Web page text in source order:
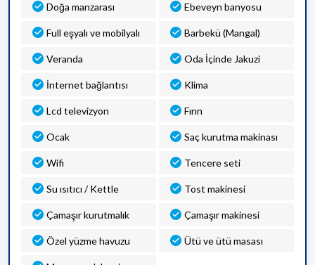
Doğa manzarası Ebeveyn banyosu
Full eşyalı ve mobilyalı Barbekü (Mangal)
Veranda Oda İçinde Jakuzi
İnternet bağlantısı Klima
Lcd televizyon Fırın
Ocak Saç kurutma makinası
Wifi Tencere seti
Su ısıtıcı / Kettle Tost makinesi
Çamaşır kurutmalık Çamaşır makinesi
Özel yüzme havuzu Ütü ve ütü masası